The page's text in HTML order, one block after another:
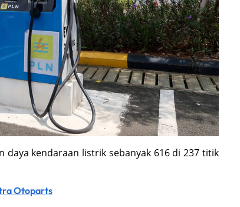
daya kendaraan listrik sebanyak 616 di 237 titik
Otoparts